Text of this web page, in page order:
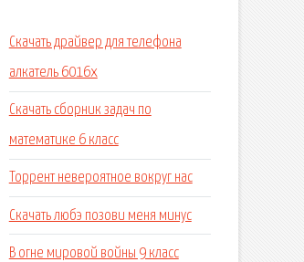
Скачать драйвер для телефона
алкатель 6016х
Скачать сборник задач по
математике 6 класс
Торрент невероятное вокруг нас
Скачать любэ позови меня минус
В огне мировой войны 9 класс